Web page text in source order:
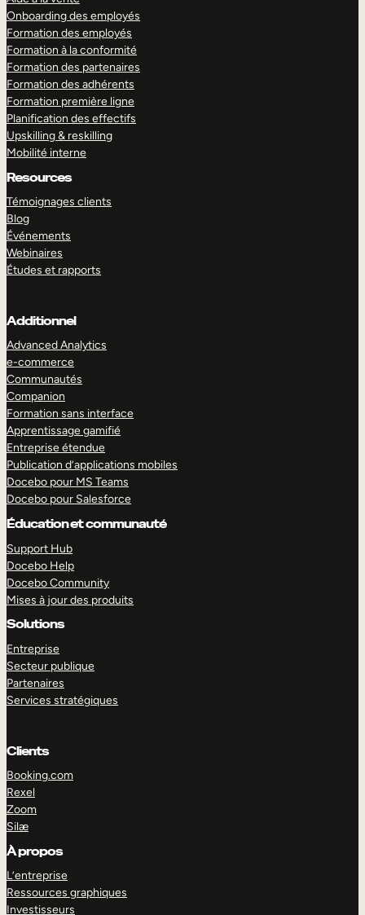
Onboarding des employés
Formation des employés
Formation à la conformité
Formation des partenaires
Formation des adhérents
Formation première ligne
Planification des effectifs
Upskilling & reskilling
Mobilité interne
Resources
Témoignages clients
Blog
Événements
Webinaires
Études et rapports
Additionnel
Advanced Analytics
e-commerce
Communautés
Companion
Formation sans interface
Apprentissage gamifié
Entreprise étendue
Publication d’applications mobiles
Docebo pour MS Teams
Docebo pour Salesforce
Éducation et communauté
Support Hub
Docebo Help
Docebo Community
Mises à jour des produits
Solutions
Entreprise
Secteur publique
Partenaires
Services stratégiques
Clients
Booking.com
Rexel
Zoom
Silæ
À propos
L’entreprise
Ressources graphiques
Investisseurs